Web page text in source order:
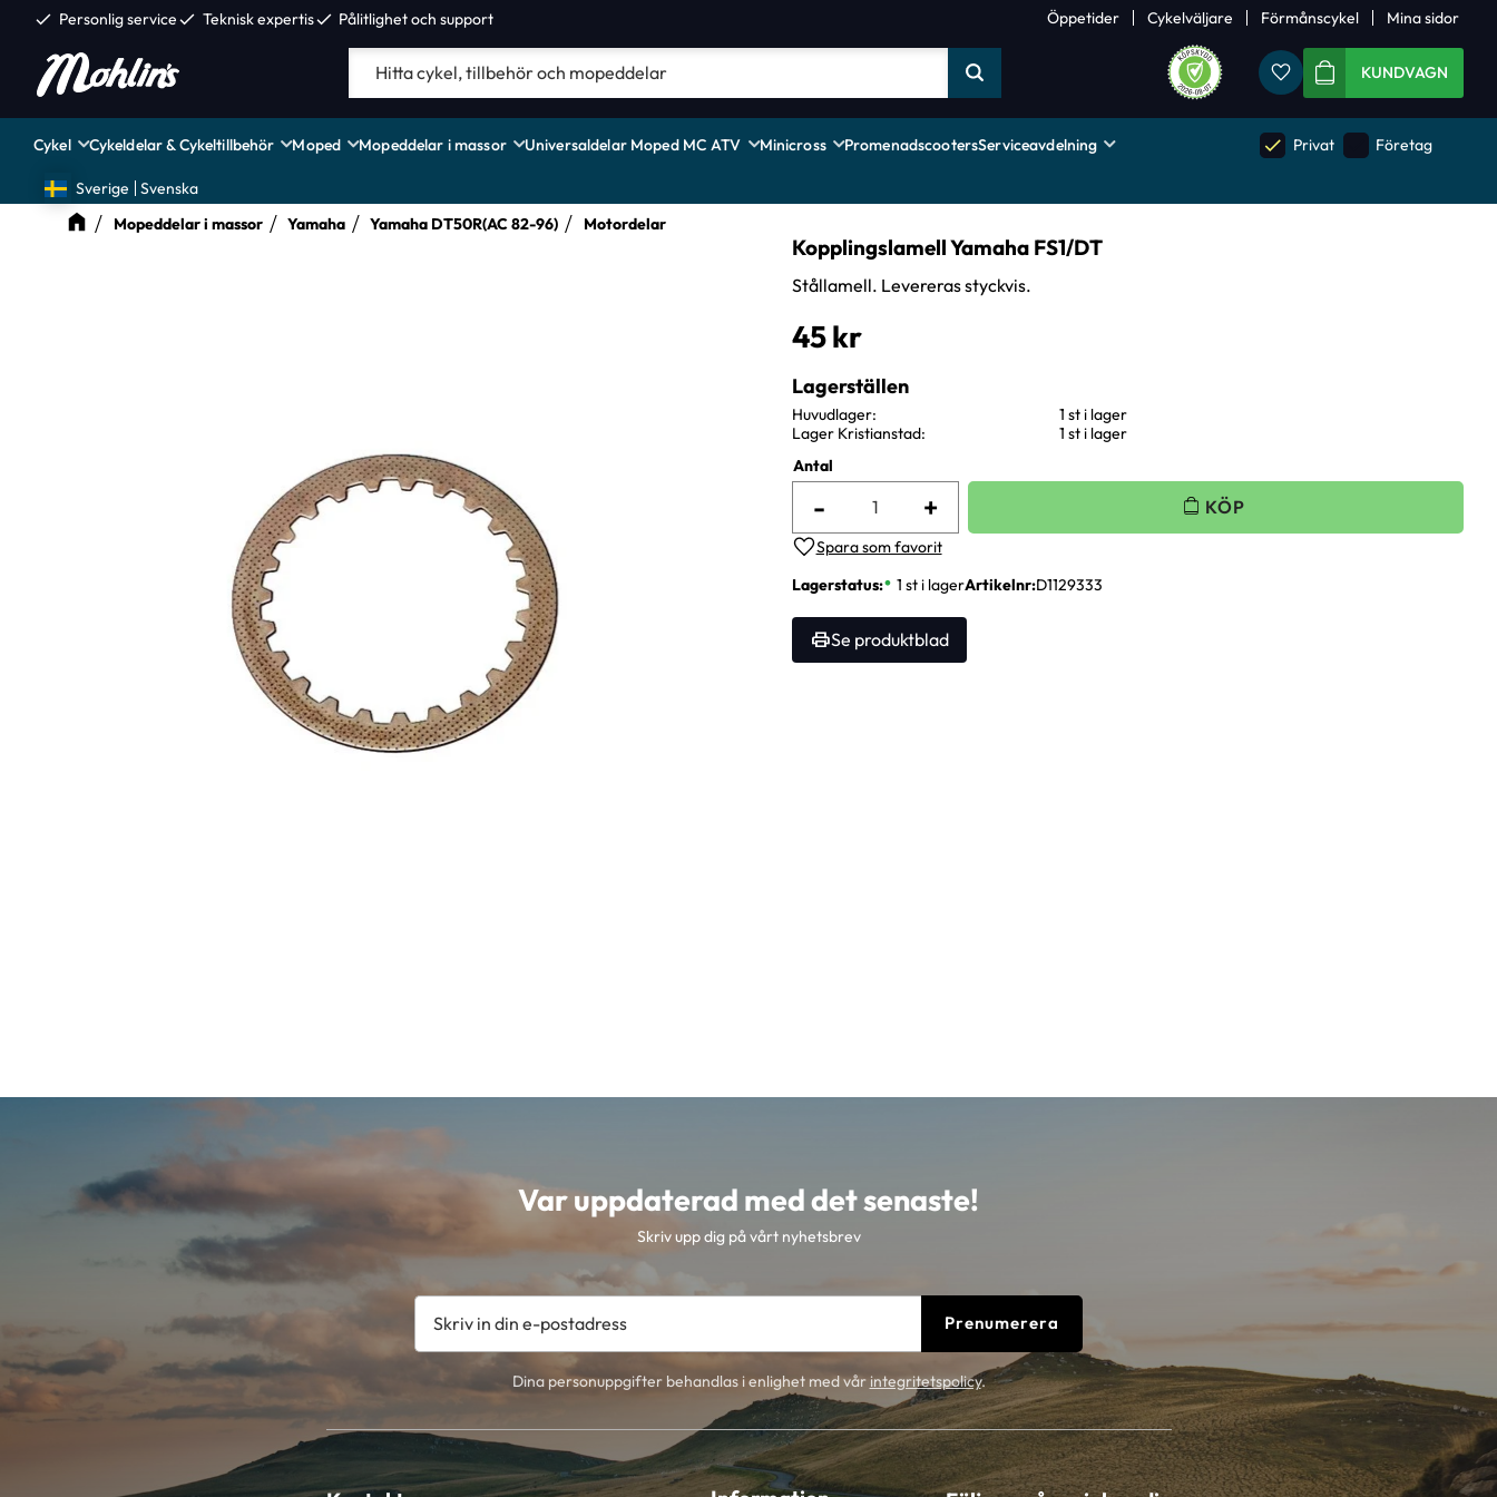
check Personlig servicecheck Teknisk expertischeck Pålitlighet och support Öppetider Cykelväljare Förmånscykel Mina sidor
FavoriterKUNDVAGN
Cykel Cykeldelar & Cykeltillbehör Moped Mopeddelar i massor Universaldelar Moped MC ATV Minicross PromenadscootersServiceavdelning done Privat Företag
Sverige
Svenska
Mopeddelar i massor
Yamaha Yamaha DT50R(AC 82-96) Motordelar
Kopplingslamell Yamaha FS1/DT
Stållamell. Levereras styckvis.
45kr
Antal
+
-
Lägg till i favoriter
Lagerstatus 1 st i lagerArtikelnr D1129333
Se produktblad
Lagerställen
Huvudlager
1 st i lager
Lager Kristianstad
1 st i lager
Var uppdaterad med det senaste!
Skriv upp dig på vårt nyhetsbrev
Prenumerera
Dina personuppgifter behandlas i enlighet med vårintegritetspolicy.